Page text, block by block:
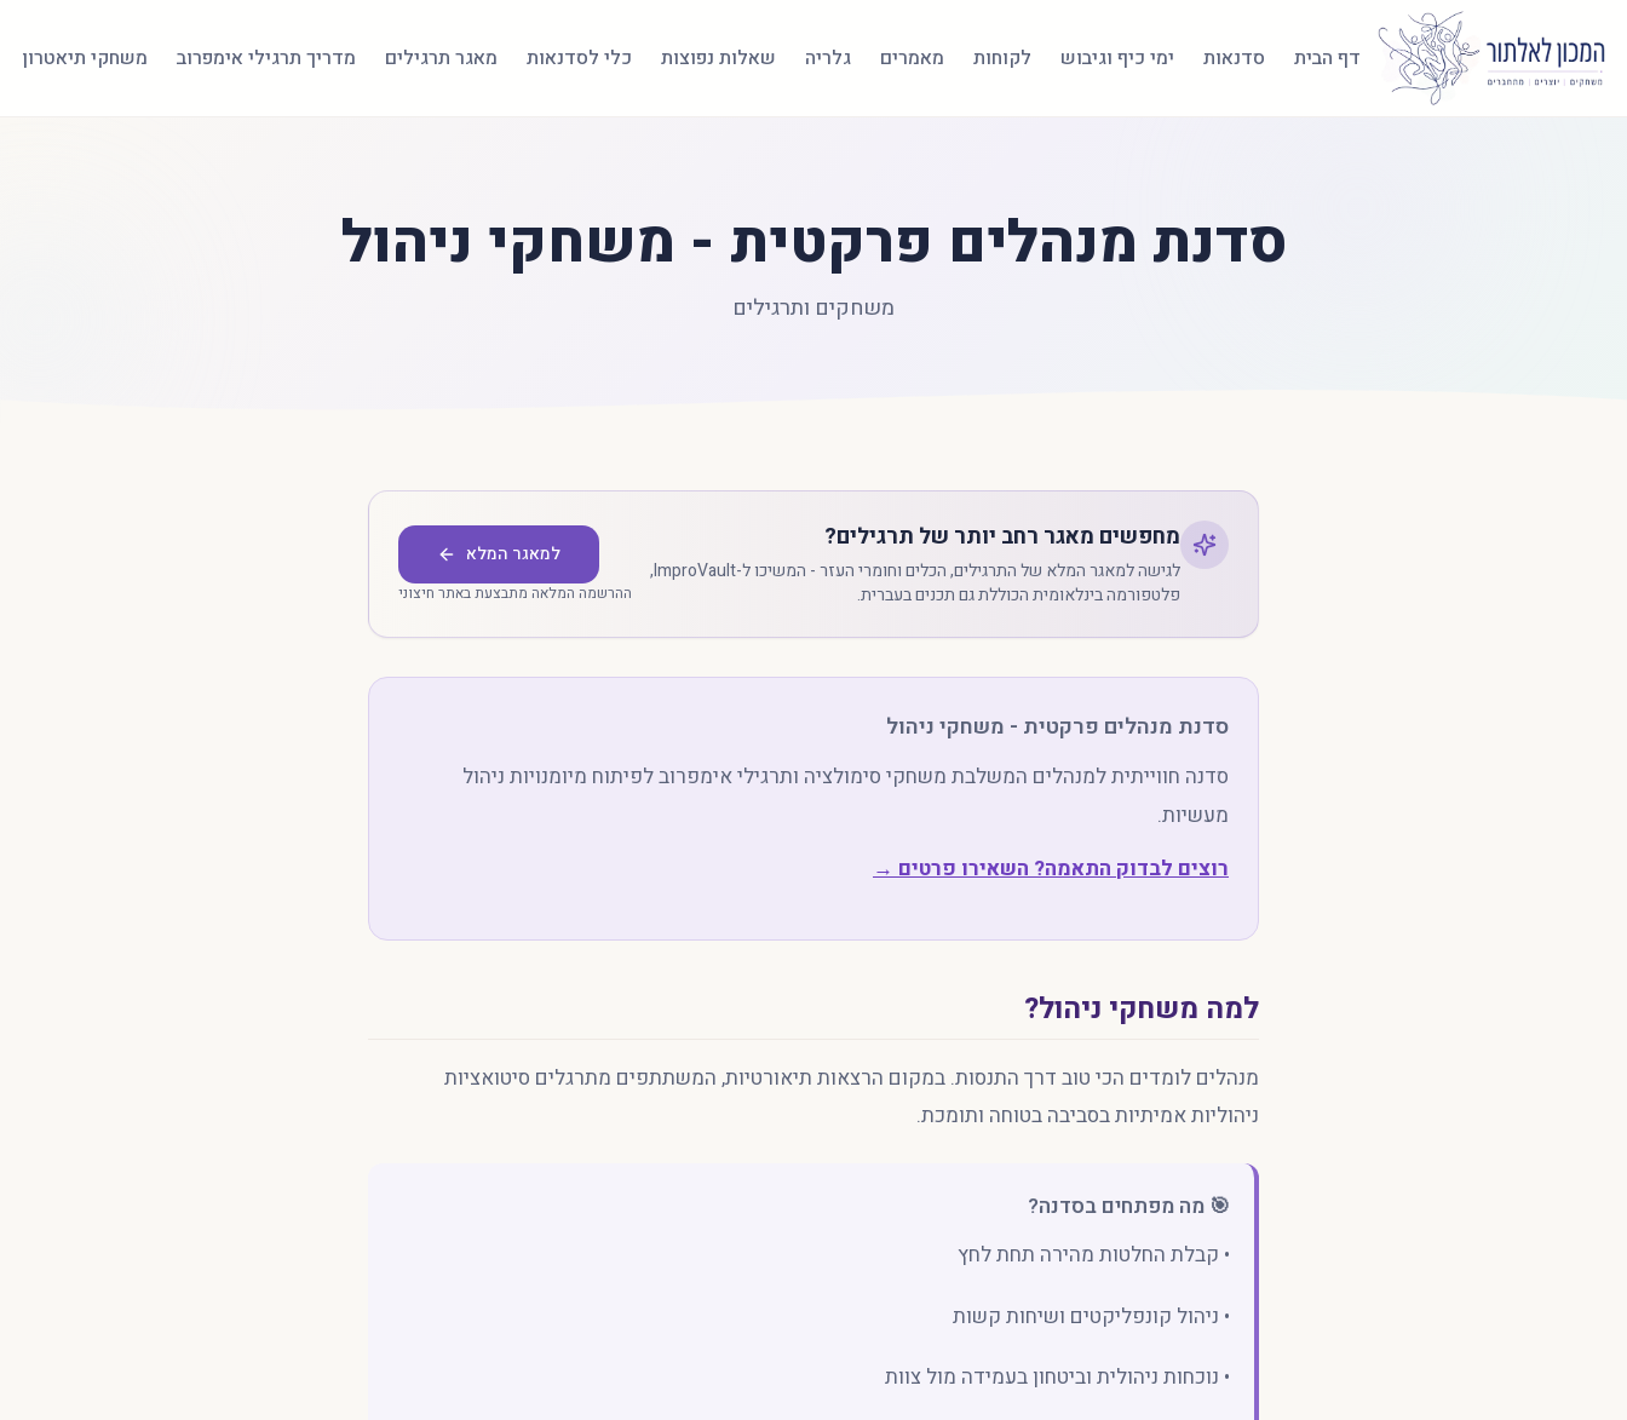
דף הבית סדנאות ימי כיף וגיבוש לקוחות מאמרים גלריה שאלות נפוצות כלי לסדנאות מאגר תרגילים מדריך תרגילי אימפרוב משחקי תיאטרון
סדנת מנהלים פרקטית - משחקי ניהול
משחקים ותרגילים
מחפשים מאגר רחב יותר של תרגילים?
לגישה למאגר המלא של התרגילים, הכלים וחומרי העזר - המשיכו ל-ImproVault,
פלטפורמה בינלאומית הכוללת גם תכנים בעברית.
למאגר המלא
ההרשמה המלאה מתבצעת באתר חיצוני
סדנת מנהלים פרקטית - משחקי ניהול
סדנה חווייתית למנהלים המשלבת משחקי סימולציה ותרגילי אימפרוב לפיתוח מיומנויות ניהול
מעשיות.
רוצים לבדוק התאמה? השאירו פרטים →
למה משחקי ניהול?
מנהלים לומדים הכי טוב דרך התנסות. במקום הרצאות תיאורטיות, המשתתפים מתרגלים סיטואציות
ניהוליות אמיתיות בסביבה בטוחה ותומכת.
🎯 מה מפתחים בסדנה?
• קבלת החלטות מהירה תחת לחץ
• ניהול קונפליקטים ושיחות קשות
• נוכחות ניהולית וביטחון בעמידה מול צוות